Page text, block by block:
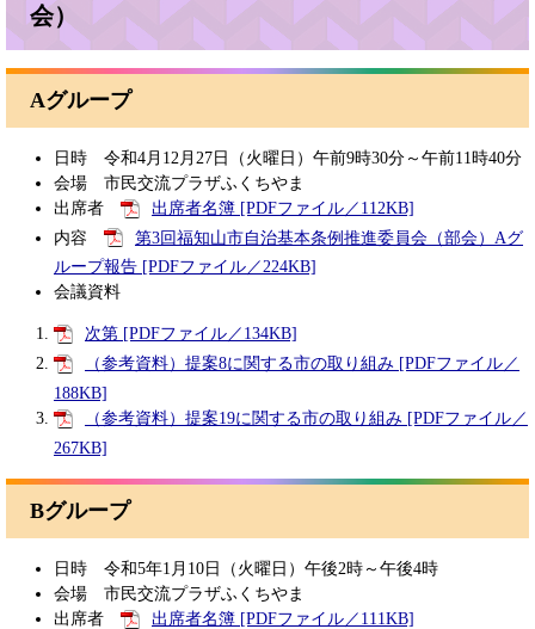
会）
Aグループ
日時 令和4月12月27日（火曜日）午前9時30分～午前11時40分
会場 市民交流プラザふくちやま
出席者
出席者名簿 [PDFファイル／112KB]
内容
第3回福知山市自治基本条例推進委員会（部会）Aグ
ループ報告 [PDFファイル／224KB]
会議資料
次第 [PDFファイル／134KB]
（参考資料）提案8に関する市の取り組み [PDFファイル／
188KB]
（参考資料）提案19に関する市の取り組み [PDFファイル／
267KB]
Bグループ
日時 令和5年1月10日（火曜日）午後2時～午後4時
会場 市民交流プラザふくちやま
出席者
出席者名簿 [PDFファイル／111KB]